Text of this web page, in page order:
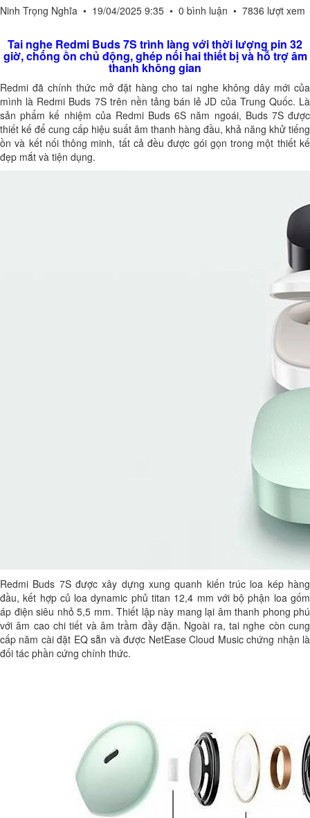
Ninh Trọng Nghĩa • 19/04/2025 9:35 • 0 bình luận • 7836 lượt xem
Tai nghe Redmi Buds 7S trình làng với thời lượng pin 32
giờ, chống ồn chủ động, ghép nối hai thiết bị và hỗ trợ âm
thanh không gian
Redmi đã chính thức mở đặt hàng cho tai nghe không dây mới của
mình là Redmi Buds 7S trên nền tảng bán lẻ JD của Trung Quốc. Là
sản phẩm kế nhiệm của Redmi Buds 6S năm ngoái, Buds 7S được
thiết kế để cung cấp hiệu suất âm thanh hàng đầu, khả năng khử tiếng
ồn và kết nối thông minh, tất cả đều được gói gọn trong một thiết kế
đẹp mắt và tiện dụng.
Redmi Buds 7S được xây dựng xung quanh kiến ​​trúc loa kép hàng
đầu, kết hợp củ loa dynamic phủ titan 12,4 mm với bộ phận loa gốm
áp điện siêu nhỏ 5,5 mm. Thiết lập này mang lại âm thanh phong phú
với âm cao chi tiết và âm trầm đầy đặn. Ngoài ra, tai nghe còn cung
cấp năm cài đặt EQ sẵn và được NetEase Cloud Music chứng nhận là
đối tác phần cứng chính thức.